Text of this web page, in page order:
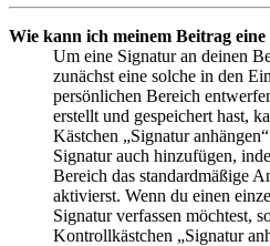
Wie kann ich meinem Beitrag
Um eine Signatur an deinen
zunächst eine solche in den
persönlichen Bereich
erstellt und gespeichert hast,
Kästchen „Signatur
Signatur auch hinzufügen,
Bereich das standardmäßige
aktivierst. Wenn du einen
Signatur verfassen möchtest,
Kontrollkästchen „Signatur